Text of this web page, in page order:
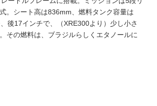
。シート高は836mm、燃料タンク容量は
後17インチで、（XRE300より）少し小さ
その燃料は、ブラジルらしくエタノールに